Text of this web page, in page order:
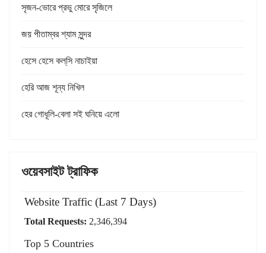
সৃজন-ভোরে প্রভু মোরে সৃজিলে
জয় পীতাম্বর শ্যাম সুন্দর
হেসে হেসে কল্‌সি নাচাইয়া
হেরি আজ শূন্য নিখিল
হের গোধূলি-বেলা সই ঘনিয়ে এলো
ওয়েবসাইট ট্রাফিক
Website Traffic (Last 7 Days)
Total Requests: 2,346,394
Top 5 Countries